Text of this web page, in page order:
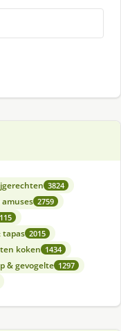
3824
2759
tapas 2015
koken 1434
& gevogelte 1297